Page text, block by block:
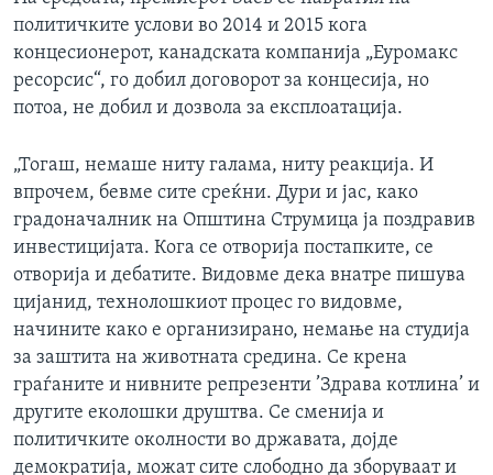
политичките услови во 2014 и 2015 кога
концесионерот, канадската компанија „Еуромакс
ресорсис“, го добил договорот за концесија, но
потоа, не добил и дозвола за експлоатација.
„Тогаш, немаше ниту галама, ниту реакција. И
впрочем, бевме сите среќни. Дури и јас, како
градоначалник на Општина Струмица ја поздравив
инвестицијата. Кога се отворија постапките, се
отворија и дебатите. Видовме дека внатре пишува
цијанид, технолошкиот процес го видовме,
начините како е организирано, немање на студија
за заштита на животната средина. Се крена
граѓаните и нивните репрезенти ’Здрава котлина’ и
другите еколошки друштва. Се сменија и
политичките околности во државата, дојде
демократија, можат сите слободно да зборуваат и